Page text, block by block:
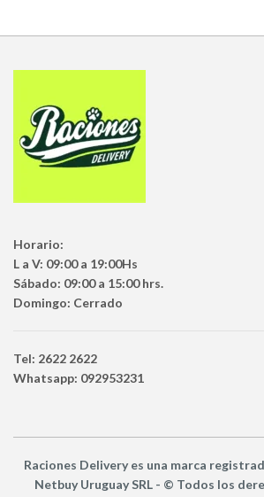
Horario:
L a V: 09:00 a 19:00Hs
Sábado: 09:00 a 15:00 hrs.
Domingo: Cerrado
Tel: 2622 2622
Whatsapp: 092953231
Raciones Deliveryes una marca
Netbuy Uruguay SRL - © Todos los